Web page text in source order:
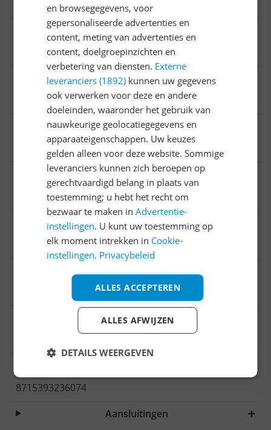
Belangrijkste kenmerken
Nisdiepte
Breedte
Nisbreedte
Aantal fasen
Aantal zones gelijktijdig te gebruiken
Flexibele kookzones
8715393236074
Aansluitingen
en browsegegevens, voor
gepersonaliseerde advertenties en
content, meting van advertenties en
content, doelgroepinzichten en
verbetering van diensten. Externe
leveranciers (1892) kunnen uw gegevens
ook verwerken voor deze en andere
doeleinden, waaronder het gebruik van
nauwkeurige geolocatiegegevens en
apparaateigenschappen. Uw keuzes
gelden alleen voor deze website. Sommige
leveranciers kunnen zich beroepen op
gerechtvaardigd belang in plaats van
toestemming; u hebt het recht om
bezwaar te maken inAdvertentie-
instellingen. U kunt uw toestemming op
elk moment intrekken in Cookie-
instellingen. Privacybeleid
ALLES ACCEPTEREN
ALLES AFWIJZEN
DETAILS WEERGEVEN